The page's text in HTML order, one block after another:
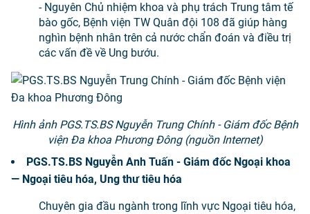
- Nguyên Chủ nhiệm khoa và phụ trách Trung tâm tế
bào gốc, Bệnh viện TW Quân đội 108 đã giúp hàng
nghìn bệnh nhân trên cả nước chẩn đoán và điều trị
các vấn đề về Ung bướu.
Hình ảnh PGS.TS.BS Nguyễn Trung Chính - Giám đốc Bệnh
viện Đa khoa Phương Đông (nguồn Internet)
PGS.TS.BS Nguyễn Anh Tuấn - Giám đốc Ngoại khoa
— Ngoại tiêu hóa, Ung thư tiêu hóa
Chuyên gia đầu ngành trong lĩnh vực Ngoại tiêu hóa,